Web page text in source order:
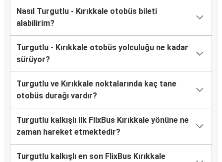
Nasıl Turgutlu - Kırıkkale otobüs bileti
alabilirim?
Turgutlu - Kırıkkale otobüs yolculuğu ne kadar
sürüyor?
Turgutlu ve Kırıkkale noktalarında kaç tane
otobüs durağı vardır?
Turgutlu kalkışlı ilk FlixBus Kırıkkale yönüne ne
zaman hareket etmektedir?
Turgutlu kalkışlı en son FlixBus Kırıkkale